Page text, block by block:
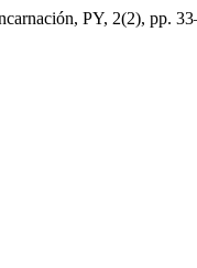
PY, 2(2), pp.